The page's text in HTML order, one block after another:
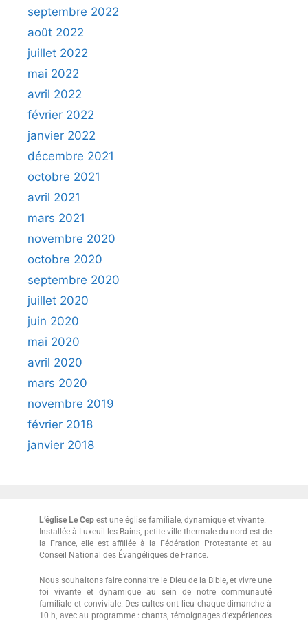
septembre 2022
août 2022
juillet 2022
mai 2022
avril 2022
février 2022
janvier 2022
décembre 2021
octobre 2021
avril 2021
mars 2021
novembre 2020
octobre 2020
septembre 2020
juillet 2020
juin 2020
mai 2020
avril 2020
mars 2020
novembre 2019
février 2018
janvier 2018
L’église Le Cep est une église familiale, dynamique et vivante.
Installée à Luxeuil-les-Bains, petite ville thermale du nord-est de
la France, elle est affiliée à la Fédération Protestante et au
Conseil National des Évangéliques de France.
Nous souhaitons faire connaitre le Dieu de la Bible, et vivre une
foi vivante et dynamique au sein de notre communauté
familiale et conviviale. Des cultes ont lieu chaque dimanche à
10 h, avec au programme : chants, témoignages d’expériences